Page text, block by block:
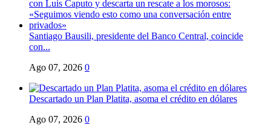
Santiago Bausili, presidente del Banco Central, coincide
con...
Ago 07, 2026 0
Descartado un Plan Platita, asoma el crédito en dólares
Ago 07, 2026 0